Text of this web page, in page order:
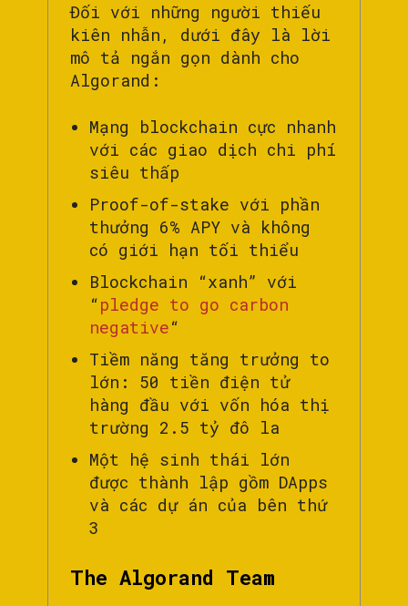
Đối với những người thiếu
kiên nhẫn, dưới đây là lời
mô tả ngắn gọn dành cho
Algorand:
Mạng blockchain cực nhanh
với các giao dịch chi phí
siêu thấp
Proof-of-stake với phần
thưởng 6% APY và không
có giới hạn tối thiểu
Blockchain “xanh” với
“pledge to go carbon
negative“
Tiềm năng tăng trưởng to
lớn: 50 tiền điện tử
hàng đầu với vốn hóa thị
trường 2.5 tỷ đô la
Một hệ sinh thái lớn
được thành lập gồm DApps
và các dự án của bên thứ
3
The Algorand Team